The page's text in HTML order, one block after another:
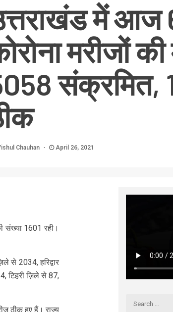
में आज
मरीजों
संक्रमित,
Chauhan April 26, 2021
संख्या 1601 रही।
से 2034, हरिद्वार
टिहरी ज़िले से 87,
ठीक हुए हैं। राज्य